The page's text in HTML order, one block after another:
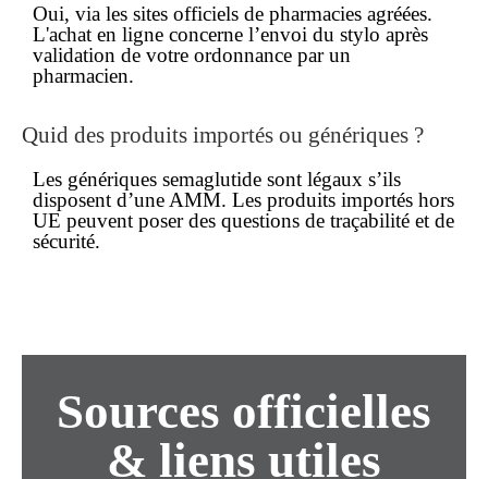
Oui, via les sites officiels de pharmacies agréées.
L'achat en ligne concerne l’envoi du stylo après
validation de votre ordonnance par un
pharmacien.
Quid des produits importés ou génériques ?
Les génériques semaglutide sont légaux s’ils
disposent d’une AMM. Les produits importés hors
UE peuvent poser des questions de traçabilité et de
sécurité.
Sources officielles
& liens utiles